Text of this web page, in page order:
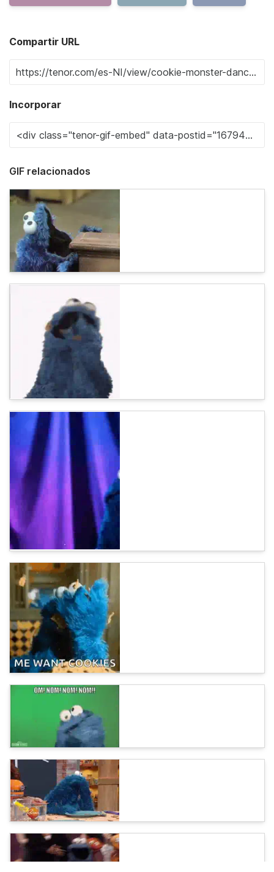
Compartir URL
Incorporar
GIF relacionados